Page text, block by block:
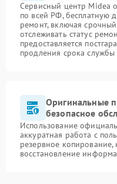
Сервисный центр Midea
по всей РФ, бесплатную
ремонт, включая
отслеживать статус
предоставляется
продления срока службы
Оригинальные
безопасное
Использование
аккуратная работа с
резервное
восстановление